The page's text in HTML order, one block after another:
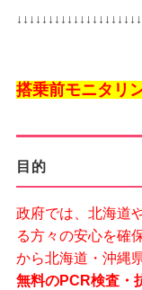
搭乗前モニタリ
目的
政府では、北海道
る方々の安心を確
から北海道・沖縄
無料のPCR検査・